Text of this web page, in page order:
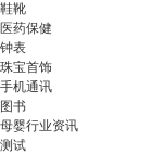
鞋靴
医药保健
钟表
珠宝首饰
手机通讯
图书
母婴行业资讯
测试